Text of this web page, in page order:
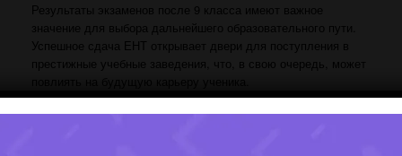
Результаты экзаменов после 9 класса имеют важное
значение для выбора дальнейшего образовательного пути.
Успешное сдача ЕНТ открывает двери для поступления в
престижные учебные заведения, что, в свою очередь, может